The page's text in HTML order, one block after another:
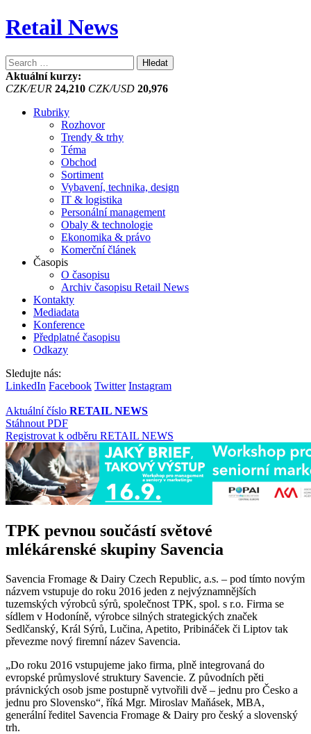
Retail News
Vyhledávání
Aktuální kurzy:
CZK/EUR 24,210 CZK/USD 20,976
Rubriky
Rozhovor
Trendy & trhy
Téma
Obchod
Sortiment
Vybavení, technika, design
IT & logistika
Personální management
Obaly & technologie
Ekonomika & právo
Komerční článek
Časopis
O časopisu
Archiv časopisu Retail News
Kontakty
Mediadata
Konference
Předplatné časopisu
Odkazy
Sledujte nás:
LinkedIn Facebook Twitter Instagram
Aktuální číslo RETAIL NEWS
Stáhnout PDF
Registrovat k odběru RETAIL NEWS
TPK pevnou součástí světové
mlékárenské skupiny Savencia
Savencia Fromage & Dairy Czech Republic, a.s. – pod tímto novým
názvem vstupuje do roku 2016 jeden z nejvýznamnějších
tuzemských výrobců sýrů, společnost TPK, spol. s r.o. Firma se
sídlem v Hodoníně, výrobce silných strategických značek
Sedlčanský, Král Sýrů, Lučina, Apetito, Pribináček či Liptov tak
převezme nový firemní název Savencia.
„Do roku 2016 vstupujeme jako firma, plně integrovaná do
evropské průmyslové struktury Savencie. Z původních pěti
právnických osob jsme postupně vytvořili dvě – jednu pro Česko a
jednu pro Slovensko“, říká Mgr. Miroslav Maňásek, MBA,
generální ředitel Savencia Fromage & Dairy pro český a slovenský
trh.